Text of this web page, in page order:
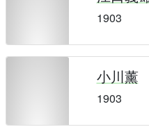
1903
小川薰
1903